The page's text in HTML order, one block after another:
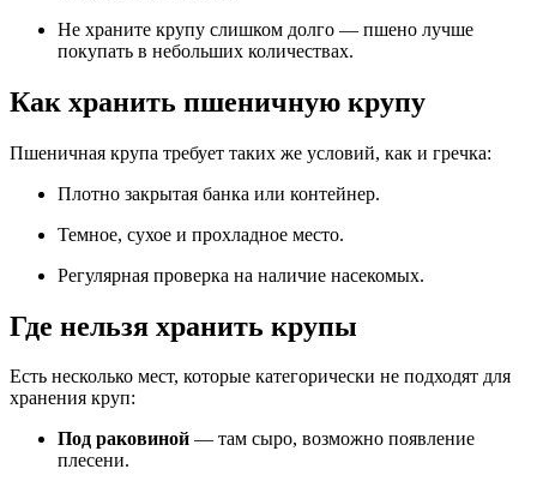
Не храните крупу слишком долго — пшено лучше
покупать в небольших количествах.
Как хранить пшеничную крупу
Пшеничная крупа требует таких же условий, как и гречка:
Плотно закрытая банка или контейнер.
Темное, сухое и прохладное место.
Регулярная проверка на наличие насекомых.
Где нельзя хранить крупы
Есть несколько мест, которые категорически не подходят для
хранения круп:
Под раковиной — там сыро, возможно появление
плесени.